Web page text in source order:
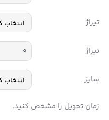
تیراژ
تیراژ
سایز
زمان تحویل را مشخص کنید.